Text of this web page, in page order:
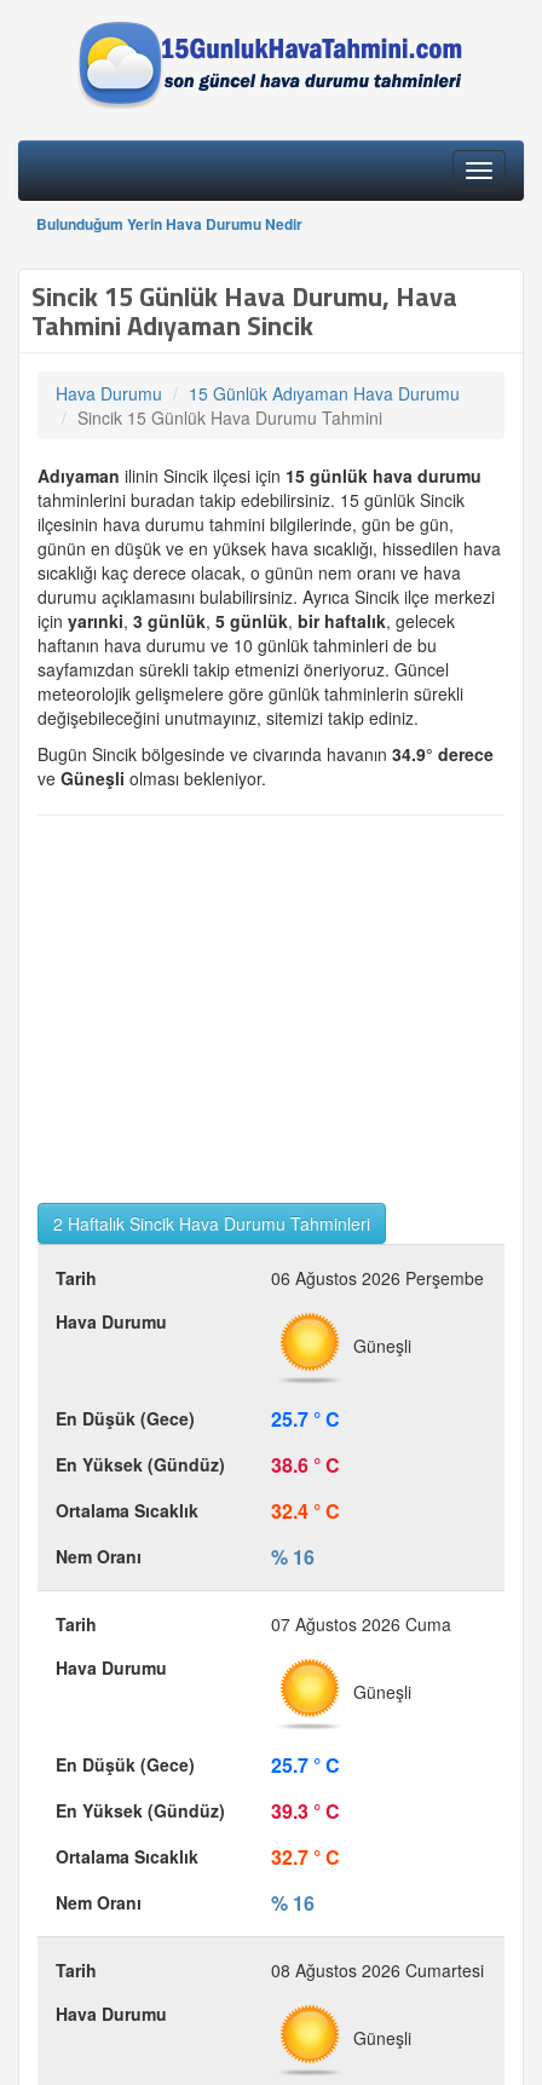
Toggle
Bulunduğum Yerin Hava Durumu Nedir
Sincik 15 Günlük Hava Durumu, Hava
Tahmini Adıyaman Sincik
Hava Durumu
15 Günlük Adıyaman Hava Durumu
Sincik 15 Günlük Hava Durumu Tahmini
Adıyaman ilinin Sincik ilçesi için 15 günlük hava durumu
tahminlerini buradan takip edebilirsiniz. 15 günlük Sincik
ilçesinin hava durumu tahmini bilgilerinde, gün be gün,
günün en düşük ve en yüksek hava sıcaklığı, hissedilen hava
sıcaklığı kaç derece olacak, o günün nem oranı ve hava
durumu açıklamasını bulabilirsiniz. Ayrıca Sincik ilçe merkezi
için yarınki, 3 günlük, 5 günlük, bir haftalık, gelecek
haftanın hava durumu ve 10 günlük tahminleri de bu
sayfamızdan sürekli takip etmenizi öneriyoruz. Güncel
meteorolojik gelişmelere göre günlük tahminlerin sürekli
değişebileceğini unutmayınız, sitemizi takip ediniz.
Bugün Sincik bölgesinde ve civarında havanın 34.9° derece
ve Güneşli olması bekleniyor.
2 Haftalık Sincik Hava Durumu Tahminleri
06 Ağustos 2026 Perşembe
Güneşli
25.7 ° C
38.6 ° C
32.4 ° C
% 16
07 Ağustos 2026 Cuma
Güneşli
25.7 ° C
39.3 ° C
32.7 ° C
% 16
08 Ağustos 2026 Cumartesi
Güneşli